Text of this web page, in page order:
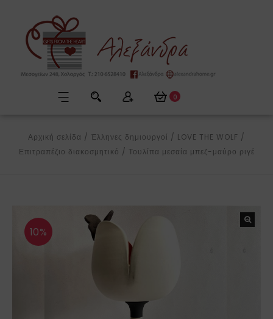
0
Αρχική σελίδα / Έλληνες δημιουργοί / LOVE THE WOLF /
Επιτραπέζιο διακοσμητικό / Τουλίπα μεσαία μπεζ-μαύρο ριγέ
10%